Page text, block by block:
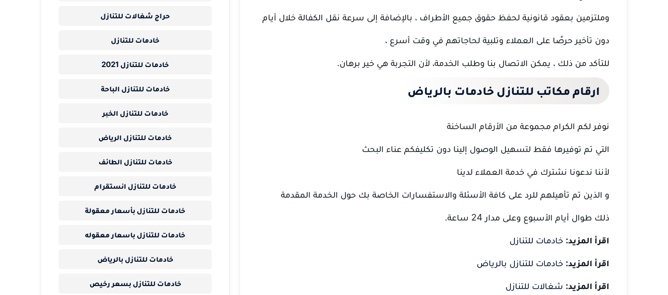
وملتزمين بعقود قانونية لحفظ حقوق جميع الأطراف ، بالإضافة إلى سرعة نقل الكفالة خلال أيام
دون تأخير حرصًا على العملاء وتلبية لحاجاتهم في وقت أسرع ،
للتأكد من ذلك ، يمكن الاتصال بنا وطلب الخدمة، لأن التجربة هي خير برهان.
ارقام مكاتب للتنازل خادمات بالرياض
نوفر لكم الكرام مجموعة من الأرقام الساخنة
التي تم توفيرها فقط لتسهيل الوصول إلينا دون تكليفكم عناء البحث
لأننا ندعونا نشترك في خدمة العملاء لدينا
و الذين تم تأهيلهم للرد على كافة الأسئلة والاستفسارات الخاصة بك حول الخدمة المقدمة
ذلك طوال أيام الأسبوع وعلى مدار 24 ساعة.
اقرأ المزيد: خادمات للتنازل
اقرأ المزيد: خادمات للتنازل بالرياض
اقرأ المزيد: شغالات للتنازل
حراج شغالات للتنازل
خادمات للتنازل
خادمات للتنازل 2021
خادمات للتنازل الباحة
خادمات للتنازل الخبر
خادمات للتنازل الرياض
خادمات للتنازل الطائف
خادمات للتنازل انستقرام
خادمات للتنازل بأسعار معقولة
خادمات للتنازل باسعار معقوله
خادمات للتنازل بالرياض
خادمات للتنازل بسعر رخيص